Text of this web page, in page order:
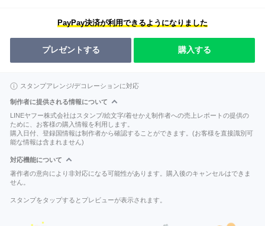
PayPay決済が利用できるようになりました
プレゼントする 購入する
スタンプアレンジ/デコレーションに対応
制作者に提供される情報について
LINEヤフー株式会社はスタンプ/絵文字/着せかえ制作者への売上レポートの提供の
ために、お客様の購入情報を利用します。
購入日付、登録国情報は制作者から確認することができます。(お客様を直接識別可
能な情報は含まれません)
対応機能について
著作者の意向により非対応になる可能性があります。購入後のキャンセルはできま
せん。
スタンプをタップするとプレビューが表示されます。